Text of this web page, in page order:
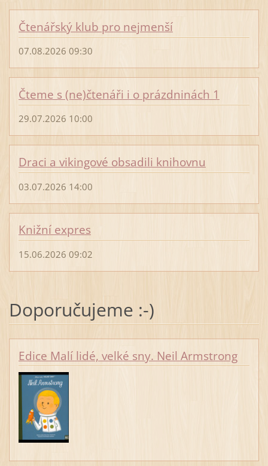
Čtenářský klub pro nejmenší
07.08.2026 09:30
Čteme s (ne)čtenáři i o prázdninách 1
29.07.2026 10:00
Draci a vikingové obsadili knihovnu
03.07.2026 14:00
Knižní expres
15.06.2026 09:02
Doporučujeme :-)
Edice Malí lidé, velké sny. Neil Armstrong